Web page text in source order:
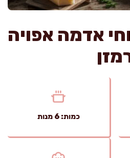
אדמה אפויה
כמות: 6 מנות